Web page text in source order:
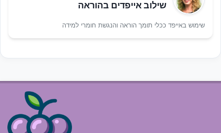
שילוב אייפדים בהוראה
שימוש באייפד ככלי תומך הוראה והנגשת חומרי למידה